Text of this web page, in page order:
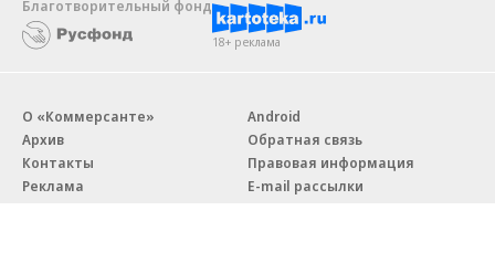
Благотворительный фонд
18+ реклама
О «Коммерсанте»
Архив
Контакты
Реклама
Android
Обратная связь
Правовая информация
E-mail рассылки